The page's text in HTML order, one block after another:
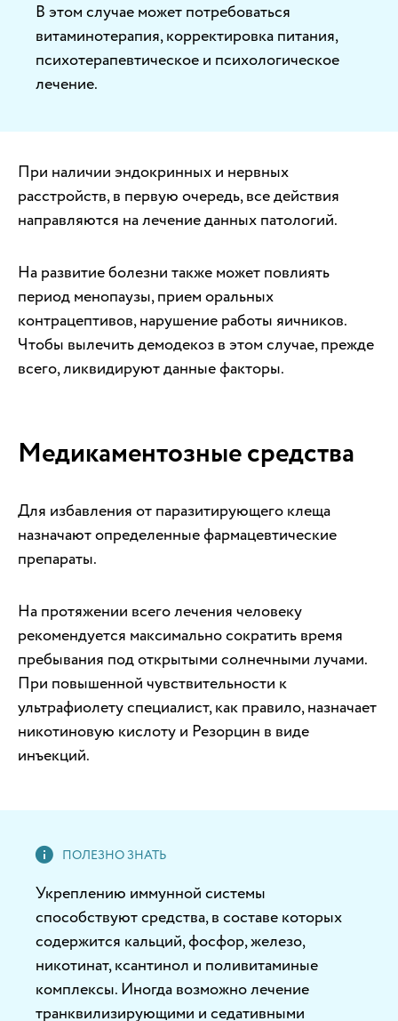
В этом случае может потребоваться
витаминотерапия, корректировка питания,
психотерапевтическое и психологическое
лечение.
При наличии эндокринных и нервных
расстройств, в первую очередь, все действия
направляются на лечение данных патологий.
На развитие болезни также может повлиять
период менопаузы, прием оральных
контрацептивов, нарушение работы яичников.
Чтобы вылечить демодекоз в этом случае, прежде
всего, ликвидируют данные факторы.
Медикаментозные средства
Для избавления от паразитирующего клеща
назначают определенные фармацевтические
препараты.
На протяжении всего лечения человеку
рекомендуется максимально сократить время
пребывания под открытыми солнечными лучами.
При повышенной чувствительности к
ультрафиолету специалист, как правило, назначает
никотиновую кислоту и Резорцин в виде
инъекций.
Укреплению иммунной системы
способствуют средства, в составе которых
содержится кальций, фосфор, железо,
никотинат, ксантинол и поливитаминые
комплексы. Иногда возможно лечение
транквилизирующими и седативными